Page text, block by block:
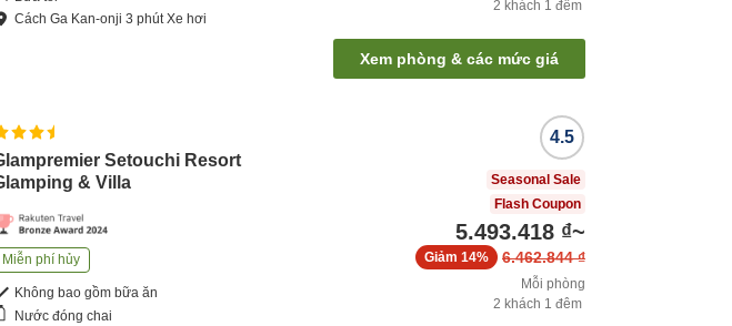
CáchGa Kan-onji 3 phútXe hơi
2 khách 1 đêm
Xem phòng & các mức giá
Setouchi Resort
& Villa
Miễn phí hủy
Không bao gồm bữa ăn
Nước đóng chai
4.5
Seasonal Sale
Flash Coupon
5.493.418 ₫~
6.462.844 ₫
Giảm 14%
Mỗi phòng
2 khách 1 đêm